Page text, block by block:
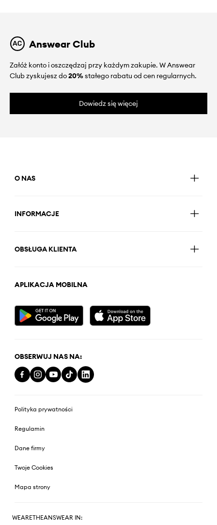
Answear Club
Załóż konto i oszczędzaj przy każdym zakupie. W Answear
Club zyskujesz do20%stałego rabatu od cen regularnych.
Dowiedz się więcej
O NAS
INFORMACJE
OBSŁUGA KLIENTA
APLIKACJA MOBILNA
OBSERWUJ NAS NA:
Polityka prywatności
Regulamin
Dane firmy
Twoje Cookies
Mapa strony
WEARETHEANSWEAR IN: